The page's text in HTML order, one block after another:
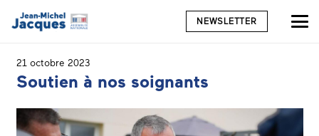
NEWSLETTER
21 octobre 2023
Soutien à nos soignants